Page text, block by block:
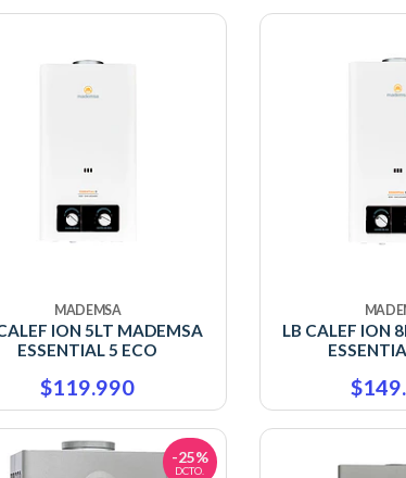
MADEMSA
ION 5LT MADEMSA
ESSENTIAL 5 ECO
$119.990
LB CALEF ION
-25%
DCTO.